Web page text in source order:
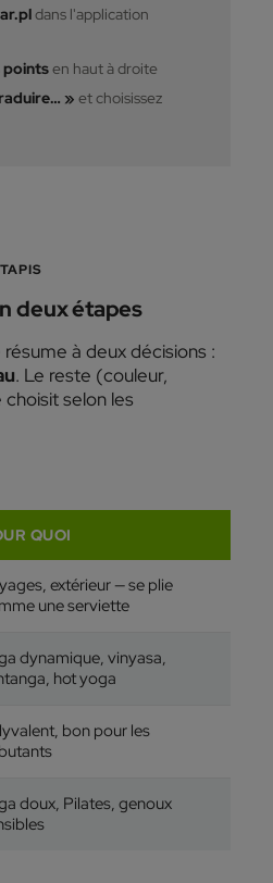
dans l'application
en haut à droite
» et choisissez
deux étapes
à deux décisions :
. Le reste (couleur,
selon les
QUOI
extérieur — se plie
une serviette
dynamique, vinyasa,
hot yoga
bon pour les
doux, Pilates, genoux